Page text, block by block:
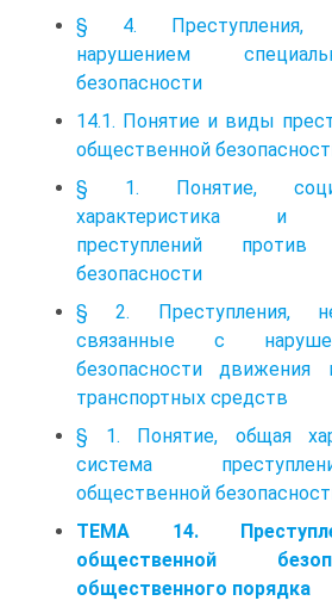
§ 4. Преступления,
нарушением
безопасности
14.1. Понятие и виды
общественной
§ 1. Понятие,
характеристика и
преступлений против
безопасности
§ 2. Преступления,
связанные с
безопасности движения
транспортных средств
§ 1. Понятие, общая
система
общественной
ТЕМА 14.
общественной
общественного порядка